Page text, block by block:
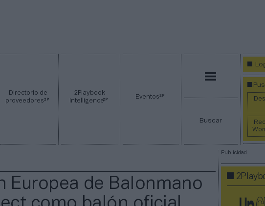
Directorio de
proveedores2P
2Playbook
Intelligence2P Eventos2P
Buscar
Europea de Balonmano
Publicidad